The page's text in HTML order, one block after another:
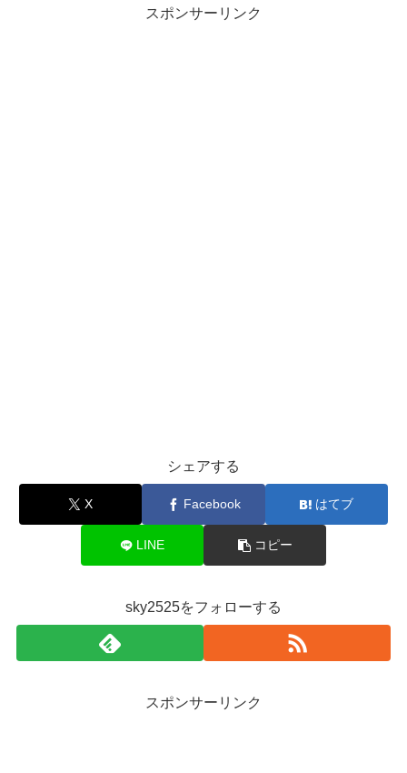
スポンサーリンク
シェアする
X Facebook はてブ
LINE コピー
sky2525をフォローする
スポンサーリンク